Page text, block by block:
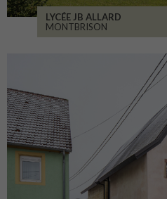
LYCÉE JB ALLARD
MONTBRISON